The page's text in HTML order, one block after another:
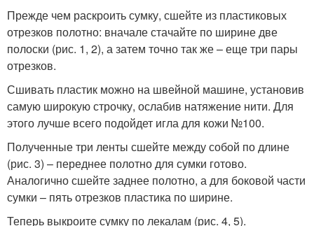
Прежде чем раскроить сумку, сшейте из пластиковых
отрезков полотно: вначале стачайте по ширине две
полоски (рис. 1, 2), а затем точно так же – еще три пары
отрезков.
Сшивать пластик можно на швейной машине, установив
самую широкую строчку, ослабив натяжение нити. Для
этого лучше всего подойдет игла для кожи №100.
Полученные три ленты сшейте между собой по длине
(рис. 3) – переднее полотно для сумки готово.
Аналогично сшейте заднее полотно, а для боковой части
сумки – пять отрезков пластика по ширине.
Теперь выкроите сумку по лекалам (рис. 4, 5).